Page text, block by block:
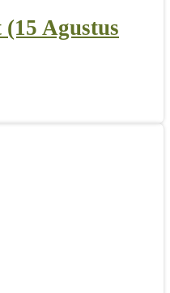
Agustus